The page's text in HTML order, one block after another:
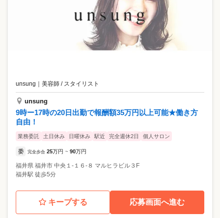
unsung 美容師 / スタイリスト
unsung
9時ー17時の20日出勤で報酬額35万円以上可能★働き方
自由！
業務委託 土日休み 日曜休み 駅近 完全週休2日 個人サロン
委 完全歩合 25万円 ~ 90万円
福井県 福井市 中央１-１６-８ マルヒラビル３F
福井駅 徒歩5分
キープする 応募画面へ進む